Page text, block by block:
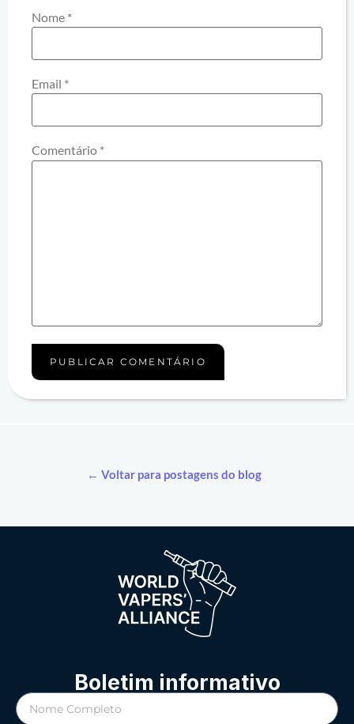
Nome *
Email *
Comentário *
← Voltar para postagens do blog
Boletim informativo